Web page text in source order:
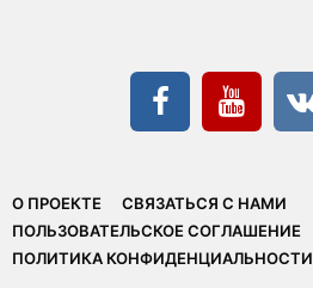
О ПРОЕКТЕ
СВЯЗАТЬСЯ С НАМИ
ПОЛЬЗОВАТЕЛЬСКОЕ СОГЛАШЕНИЕ
ПОЛИТИКА КОНФИДЕНЦИАЛЬНОСТИ